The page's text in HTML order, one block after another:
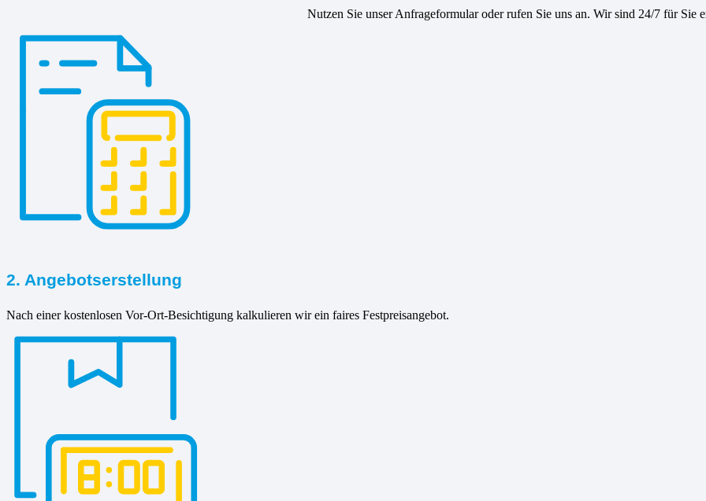
Nutzen Sie unser Anfrageformular oder rufen Sie uns an. Wir sind 24/7 für Sie
2. Angebotserstellung
Nach einer kostenlosen Vor-Ort-Besichtigung kalkulieren wir ein faires Festpreisangebot.